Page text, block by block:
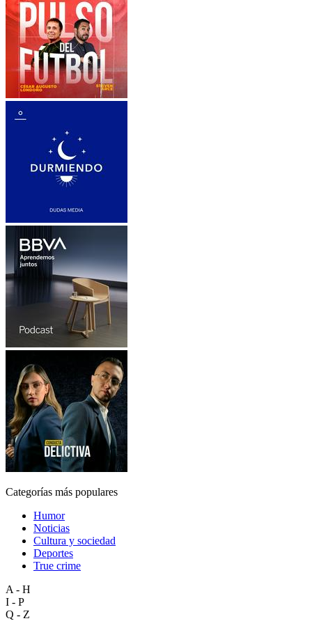
Categorías más populares
Humor
Noticias
Cultura y sociedad
Deportes
True crime
A - H
I - P
Q - Z